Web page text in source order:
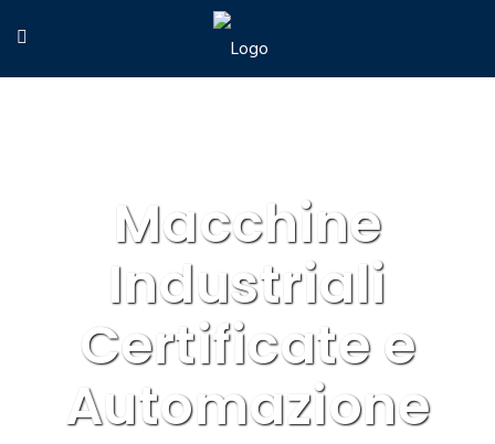
Macchine
Industriali
Certificate e
Automazione